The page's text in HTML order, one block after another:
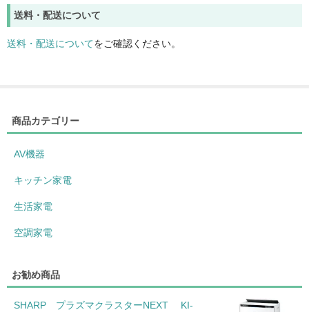
送料・配送について
送料・配送についてをご確認ください。
商品カテゴリー
AV機器
キッチン家電
生活家電
空調家電
お勧め商品
SHARP プラズマクラスターNEXT KI-